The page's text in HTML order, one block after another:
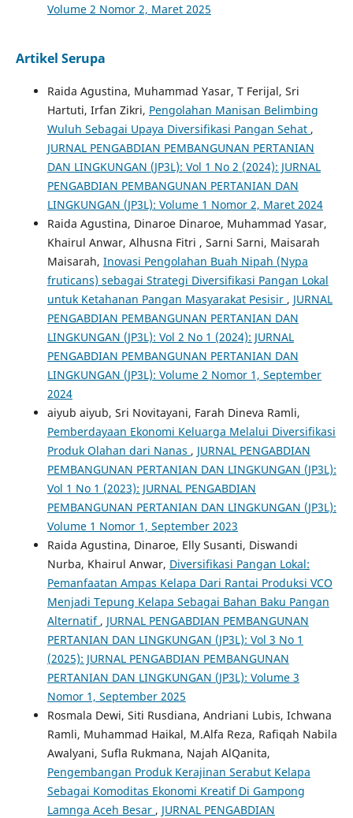
Volume 2 Nomor 2, Maret 2025
Artikel Serupa
Raida Agustina, Muhammad Yasar, T Ferijal, Sri
Hartuti, Irfan Zikri, Pengolahan Manisan Belimbing
Wuluh Sebagai Upaya Diversifikasi Pangan Sehat ,
JURNAL PENGABDIAN PEMBANGUNAN PERTANIAN
DAN LINGKUNGAN (JP3L): Vol 1 No 2 (2024): JURNAL
PENGABDIAN PEMBANGUNAN PERTANIAN DAN
LINGKUNGAN (JP3L): Volume 1 Nomor 2, Maret 2024
Raida Agustina, Dinaroe Dinaroe, Muhammad Yasar,
Khairul Anwar, Alhusna Fitri , Sarni Sarni, Maisarah
Maisarah, Inovasi Pengolahan Buah Nipah (Nypa
fruticans) sebagai Strategi Diversifikasi Pangan Lokal
untuk Ketahanan Pangan Masyarakat Pesisir , JURNAL
PENGABDIAN PEMBANGUNAN PERTANIAN DAN
LINGKUNGAN (JP3L): Vol 2 No 1 (2024): JURNAL
PENGABDIAN PEMBANGUNAN PERTANIAN DAN
LINGKUNGAN (JP3L): Volume 2 Nomor 1, September
2024
aiyub aiyub, Sri Novitayani, Farah Dineva Ramli,
Pemberdayaan Ekonomi Keluarga Melalui Diversifikasi
Produk Olahan dari Nanas , JURNAL PENGABDIAN
PEMBANGUNAN PERTANIAN DAN LINGKUNGAN (JP3L):
Vol 1 No 1 (2023): JURNAL PENGABDIAN
PEMBANGUNAN PERTANIAN DAN LINGKUNGAN (JP3L):
Volume 1 Nomor 1, September 2023
Raida Agustina, Dinaroe, Elly Susanti, Diswandi
Nurba, Khairul Anwar, Diversifikasi Pangan Lokal:
Pemanfaatan Ampas Kelapa Dari Rantai Produksi VCO
Menjadi Tepung Kelapa Sebagai Bahan Baku Pangan
Alternatif , JURNAL PENGABDIAN PEMBANGUNAN
PERTANIAN DAN LINGKUNGAN (JP3L): Vol 3 No 1
(2025): JURNAL PENGABDIAN PEMBANGUNAN
PERTANIAN DAN LINGKUNGAN (JP3L): Volume 3
Nomor 1, September 2025
Rosmala Dewi, Siti Rusdiana, Andriani Lubis, Ichwana
Ramli, Muhammad Haikal, M.Alfa Reza, Rafiqah Nabila
Awalyani, Sufla Rukmana, Najah AlQanita,
Pengembangan Produk Kerajinan Serabut Kelapa
Sebagai Komoditas Ekonomi Kreatif Di Gampong
Lamnga Aceh Besar , JURNAL PENGABDIAN